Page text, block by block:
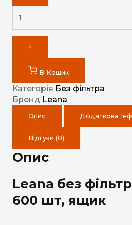
+
В Кошик
Категорія Без фільтра
Бренд Leana
Опис Додаткова
Відгуки (0)
Опис
Leana без
600 шт, ящик